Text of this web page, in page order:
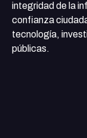
integridad de la
confianza
tecnología,
públicas.